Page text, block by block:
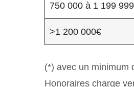
750 000 à 1 199
>1 200 000€
(*) avec un minimum
Honoraires charge